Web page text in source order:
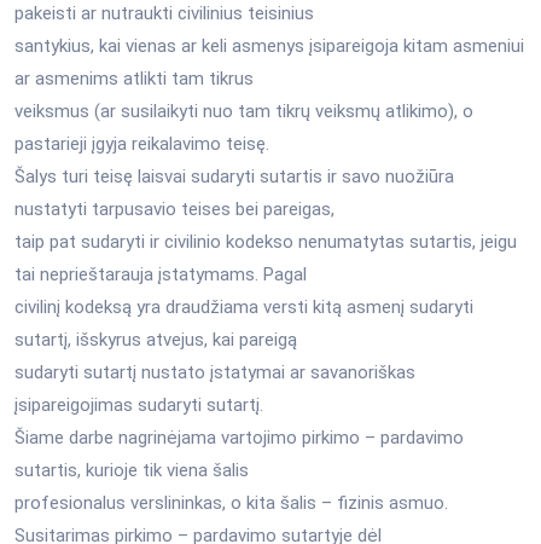
pakeisti ar nutraukti civilinius teisinius
santykius, kai vienas ar keli asmenys įsipareigoja kitam asmeniui
ar asmenims atlikti tam tikrus
veiksmus (ar susilaikyti nuo tam tikrų veiksmų atlikimo), o
pastarieji įgyja reikalavimo teisę.
Šalys turi teisę laisvai sudaryti sutartis ir savo nuožiūra
nustatyti tarpusavio teises bei pareigas,
taip pat sudaryti ir civilinio kodekso nenumatytas sutartis, jeigu
tai neprieštarauja įstatymams. Pagal
civilinį kodeksą yra draudžiama versti kitą asmenį sudaryti
sutartį, išskyrus atvejus, kai pareigą
sudaryti sutartį nustato įstatymai ar savanoriškas
įsipareigojimas sudaryti sutartį.
Šiame darbe nagrinėjama vartojimo pirkimo – pardavimo
sutartis, kurioje tik viena šalis
profesionalus verslininkas, o kita šalis – fizinis asmuo.
Susitarimas pirkimo – pardavimo sutartyje dėl